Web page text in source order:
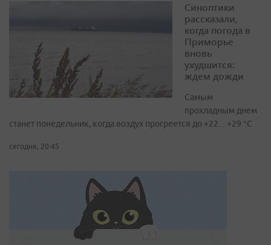
Синоптики
рассказали,
когда погода в
Приморье
вновь
ухудшится:
ждем дожди
Самым
прохладным днем
станет понедельник, когда воздух прогреется до +22…+29 °С
сегодня, 20:45